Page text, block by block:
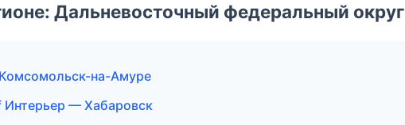
Дальневосточный федеральный округ
на-Амуре
Интерьер — Хабаровск